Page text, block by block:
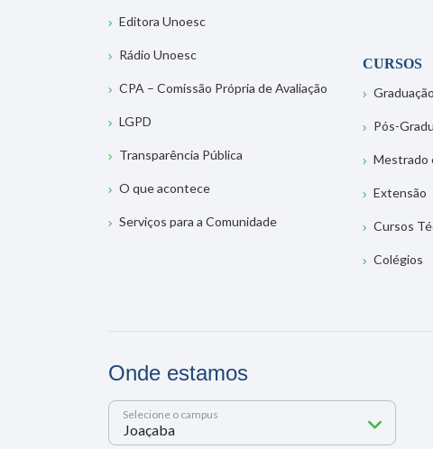
Editora Unoesc
Rádio Unoesc
CPA – Comissão Própria de Avaliação
LGPD
Transparência Pública
O que acontece
Serviços para a Comunidade
CURSOS
Graduação
Pós-
Mestrado
Extensão
Cursos
Colégios
Onde estamos
Selecione o campus